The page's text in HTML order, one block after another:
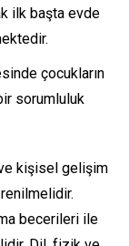
ilk başta evde
çocukların
sorumluluk
kişisel gelişim
becerileri ile